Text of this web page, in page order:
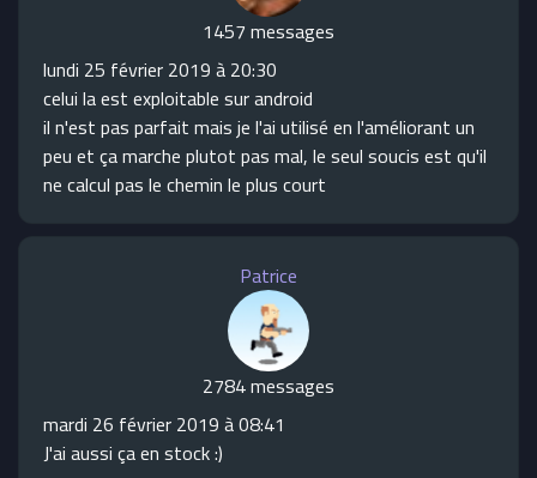
1457 messages
lundi 25 février 2019 à 20:30
celui la est exploitable sur android
il n'est pas parfait mais je l'ai utilisé en l'améliorant un
peu et ça marche plutot pas mal, le seul soucis est qu'il
ne calcul pas le chemin le plus court
Patrice
2784 messages
mardi 26 février 2019 à 08:41
J'ai aussi ça en stock :)